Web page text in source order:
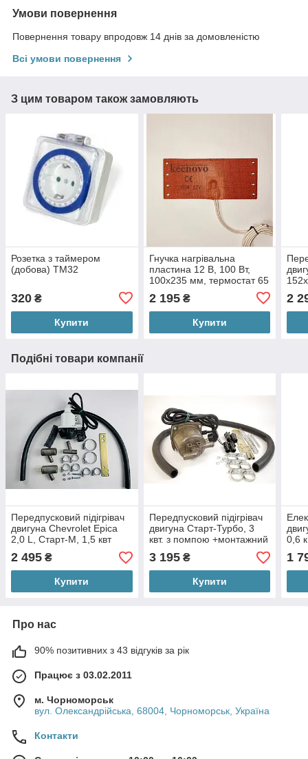
Умови повернення
Повернення товару впродовж 14 днів за домовленістю
Всі умови повернення
З цим товаром також замовляють
Розетка з таймером
(добова) TM32
320 ₴
Купити
Гнучка нагрівальна
пластина 12 В, 100 Вт,
100х235 мм, термостат 65
2 195₴
Купити
2
Подібні товари компанії
Передпусковий підігрівач
двигуна Chevrolet Epica
2,0 L, Старт-М, 1,5 квт
2 495 ₴
Купити
Передпусковий підігрівач
двигуна Старт-Турбо, 3
квт. з помпою +монтажний
3 195₴
Купити
0,6
1
Про нас
90% позитивних з 43 відгуків за рік
Працює з 03.02.2011
м. Чорноморськ
вул. Олександрійська, 68004, Чорноморськ, Україна
Контакти